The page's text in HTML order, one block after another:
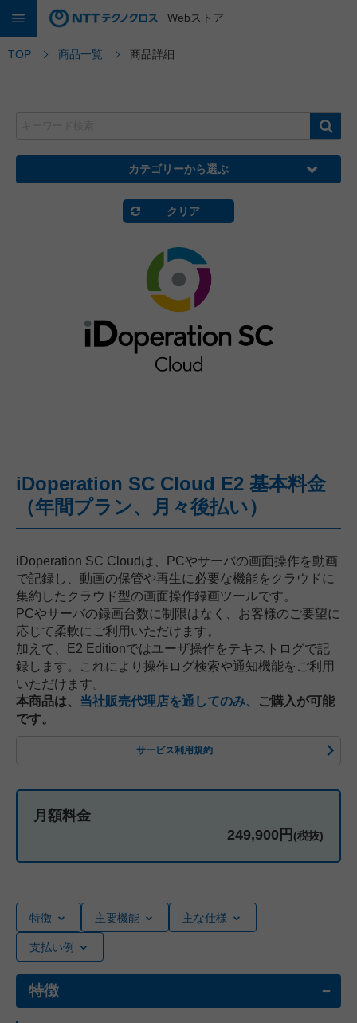
Webストア
TOP 商品一覧 商品詳細
カテゴリーから選ぶ
クリア
iDoperation SC Cloud E2 基本料金
（年間プラン、月々後払い）
iDoperation SC Cloudは、PCやサーバの画面操作を動画
で記録し、動画の保管や再生に必要な機能をクラウドに
集約したクラウド型の画面操作録画ツールです。
PCやサーバの録画台数に制限はなく、お客様のご要望に
応じて柔軟にご利用いただけます。
加えて、E2 Editionではユーザ操作をテキストログで記
録します。これにより操作ログ検索や通知機能をご利用
いただけます。
本商品は、 当社販売代理店を通してのみ、
ご購入が可能
です。
サービス利用規約
月額料金
249,900円 (税抜)
特徴 主要機能 主な仕様
支払い例
特徴